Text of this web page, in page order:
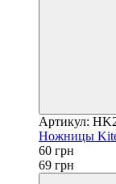
Артикул:
Ножницы
60 грн
69 грн